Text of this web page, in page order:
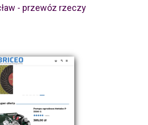
- przewóz rzeczy